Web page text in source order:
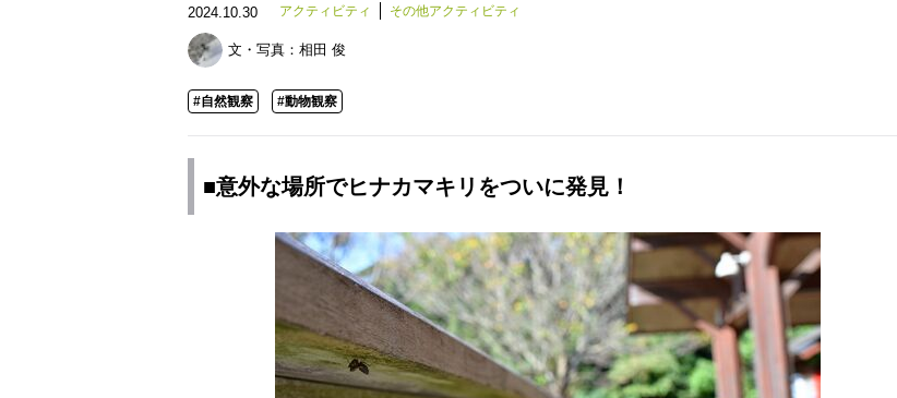
2024.10.30 アクティビティ その他アクティビティ
文・写真： 相田 俊
#自然観察 #動物観察
■意外な場所でヒナカマキリをついに発見！